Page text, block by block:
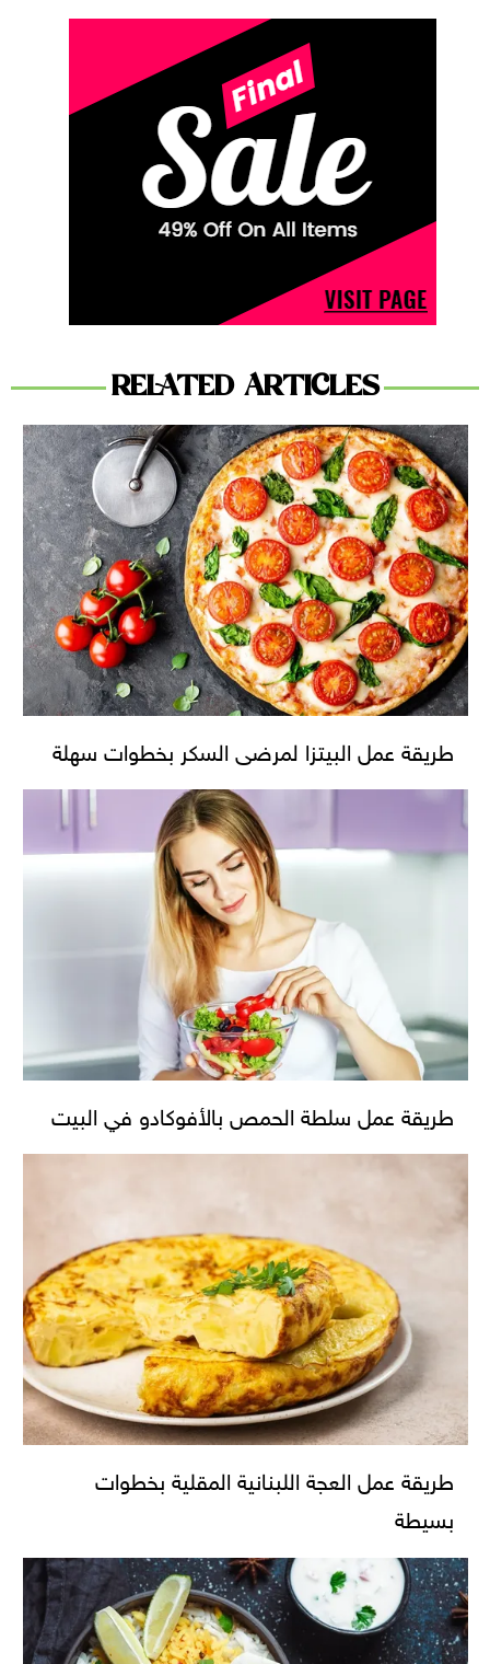
RELATED ARTICLES
طريقة عمل البيتزا لمرضى السكر بخطوات سهلة
طريقة عمل سلطة الحمص بالأفوكادو في البيت
طريقة عمل العجة اللبنانية المقلية بخطوات
بسيطة